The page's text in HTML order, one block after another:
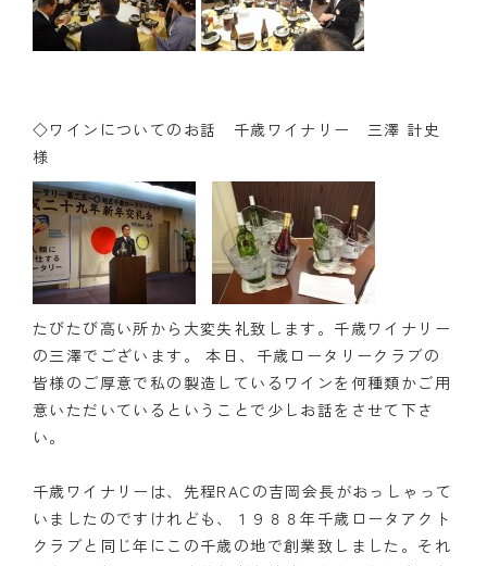
◇ワインについてのお話 千歳ワイナリー 三澤 計史
様
たびたび高い所から大変失礼致します。千歳ワイナリー
の三澤でございます。 本日、千歳ロータリークラブの
皆様のご厚意で私の製造しているワインを何種類かご用
意いただいているということで少しお話をさせて下さ
い。
千歳ワイナリーは、先程RACの吉岡会長がおっしゃって
いましたのですけれども、１９８８年千歳ロータアクト
クラブと同じ年にこの千歳の地で創業致しました。それ